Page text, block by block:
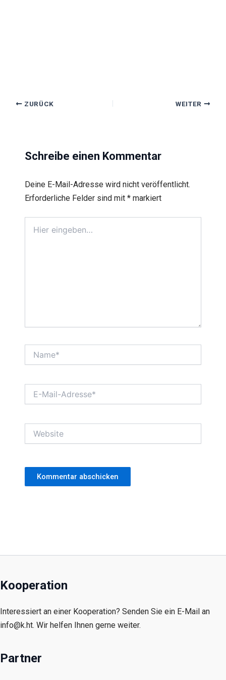
ZURÜCK WEITER
Schreibe einen Kommentar
Deine E-Mail-Adresse wird nicht veröffentlicht.
Erforderliche Felder sind mit *markiert
eingeben…
Mail-
Kooperation
Interessiert an einer Kooperation? Senden Sie ein E-Mail an
info@k.ht. Wir helfen Ihnen gerne weiter.
Partner